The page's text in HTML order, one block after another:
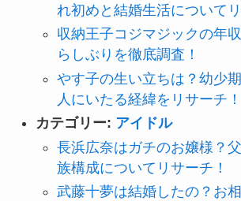
れ初めと結婚生活についてリ
収納王子コジマジックの年
らしぶりを徹底調査！
やす子の生い立ちは？幼少
人にいたる経緯をリサーチ！
カテゴリー: アイドル
長浜広奈はガチのお嬢様？
族構成についてリサーチ！
武藤十夢は結婚したの？お